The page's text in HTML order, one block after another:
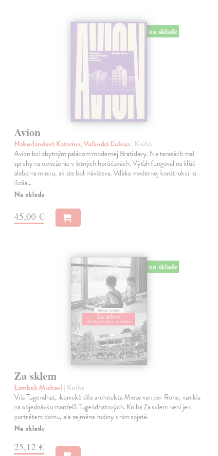
na sklade
Avion
Haberlandová Katarína, Voľanská Ľubica| Kniha
Avion bol obytným palácom modernej Bratislavy. Na terasách mal
sprchy na osvieženie v letných horúčavách. Výťah fungoval na kľúč —
alebo na mincu, ak ste boli návšteva. Vďaka modernej konštrukcii si
ľudia…
Na sklade
45,00 €
na sklade
Za sklem
Lambek Michael | Kniha
Vila Tugendhat, ikonické dílo architekta Miese van der Rohe, vznikla
na objednávku manželů Tugendhatových. Kniha Za sklem není jen
portrétem domu, ale zejména rodiny s ním spjaté.
Na sklade
25,12 €